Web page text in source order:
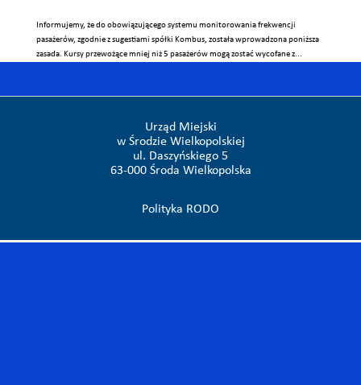
Informujemy, że do obowiązującego systemu monitorowania frekwencji
pasażerów, zgodnie z sugestiami spółki Kombus, została wprowadzona poniższa
zasada. Kursy przewożące mniej niż 5 pasażerów mogą zostać wycofane z...
Urząd Miejski
w Środzie Wielkopolskiej
ul. Daszyńskiego 5
63-000 Środa Wielkopolska
Polityka RODO